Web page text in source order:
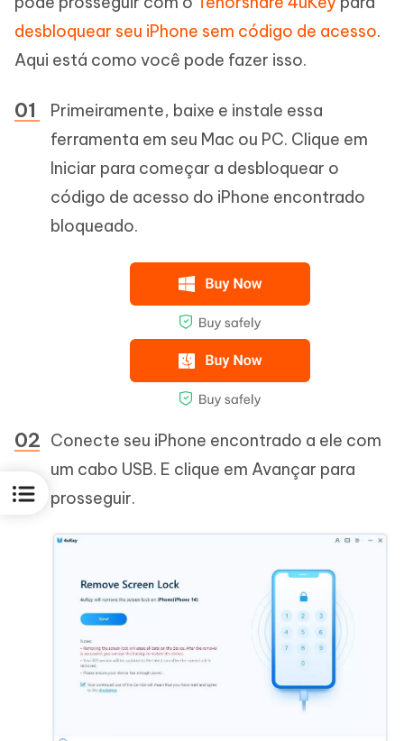
desbloquear seu iPhone sem código de acesso.
Aqui está como você pode fazer isso.
Primeiramente, baixe e instale essa
ferramenta em seu Mac ou PC. Clique em
Iniciar para começar a desbloquear o
código de acesso do iPhone encontrado
bloqueado.
Conecte seu iPhone encontrado a ele com
um cabo USB. E clique em Avançar para
prosseguir.